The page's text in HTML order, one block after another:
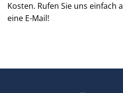
Kosten. Rufen Sie uns einfach
eine E-Mail!